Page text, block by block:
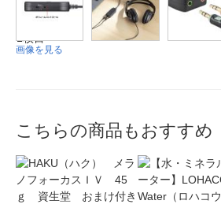
画像を見る
こちらの商品もおすすめ